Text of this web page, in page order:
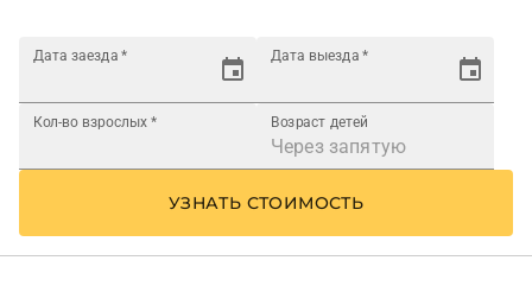
Дата заезда * Дата выезда *
Кол-во взрослых * Возраст детей
УЗНАТЬ СТОИМОСТЬ